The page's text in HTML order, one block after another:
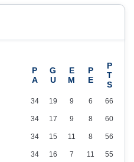
34 19 9 6 66
34 17 9 8 60
34 15 11 8 56
34 16 7 11 55